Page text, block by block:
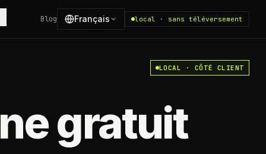
Blog Français local · sans téléversement
LOCAL · CÔTÉ CLIENT
gratuit